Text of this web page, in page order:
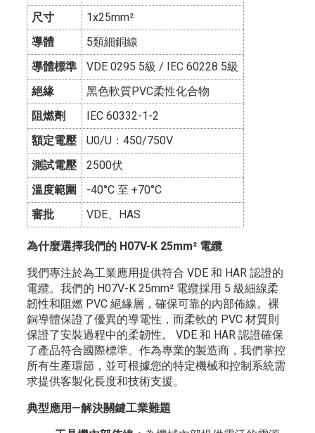
尺寸
1x25mm²
導體
5類細銅線
導體標準
VDE 0295 5級 / IEC 60228 5級
絕緣
黑色軟質PVC柔性化合物
阻燃劑
IEC 60332-1-2
額定電壓
U0/U：450/750V
測試電壓
2500伏
溫度範圍
-40°C 至 +70°C
審批
VDE、HAS
為什麼選擇我們的 H07V-K 25mm² 電纜
我們專注於為工業應用提供符合 VDE 和 HAR 認證的
電纜。我們的 H07V-K 25mm² 電纜採用 5 級細線柔
韌性和阻燃 PVC 絕緣層，確保可靠的內部佈線。裸
銅導體保證了優異的導電性，而柔軟的 PVC 材質則
保證了安裝過程中的柔韌性。 VDE 和 HAR 認證確保
了產品符合國際標準。作為專業的製造商，我們掌控
所有生產環節，並可根據您的特定機械和控制系統需
求提供客製化長度和技術支援。
典型應用—解決關鍵工業難題